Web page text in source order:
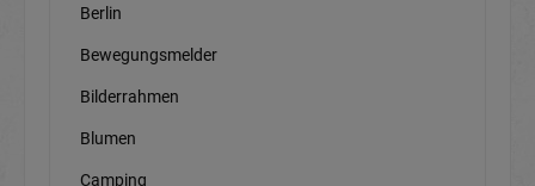
Berlin
Bewegungsmelder
Bilderrahmen
Blumen
Camping